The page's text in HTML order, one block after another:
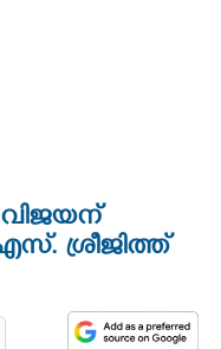
വിജയന്
ശ്രീജിത്ത്